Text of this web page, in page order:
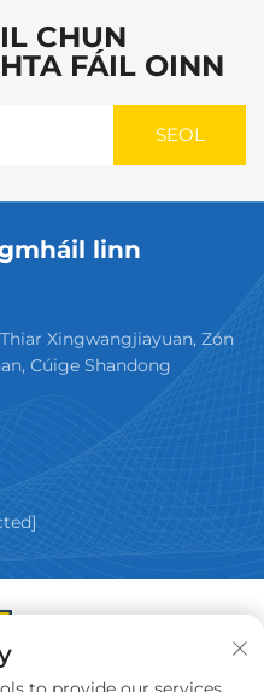
CHUN
FÁIL OINN
linn
Xingwangjiayuan, Zón
Cúige Shandong